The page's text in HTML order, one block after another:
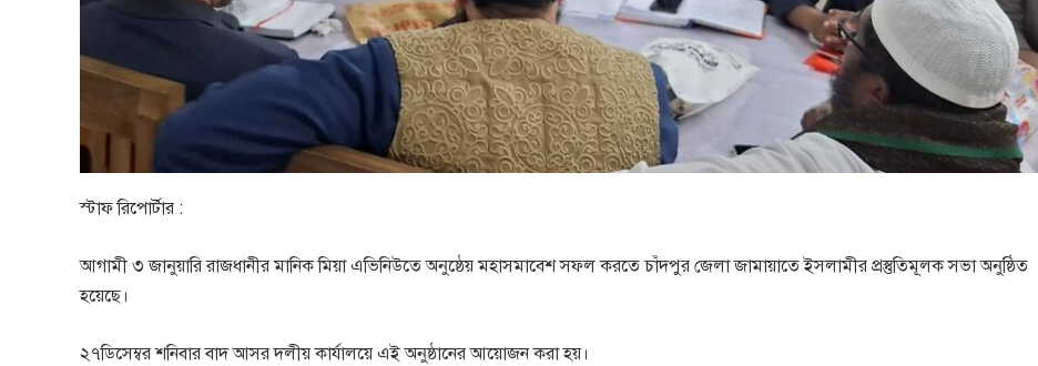
স্টাফ রিপোর্টার :
আগামী ৩ জানুয়ারি রাজধানীর মানিক মিয়া এভিনিউতে অনুষ্ঠেয় মহাসমাবেশ সফল করতে চাঁদপুর জেলা জামায়াতে ইসলামীর প্রস্তুতিমূলক সভা অনুষ্ঠিত
হয়েছে।
২৭ডিসেম্বর শনিবার বাদ আসর দলীয় কার্যালয়ে এই অনুষ্ঠানের আয়োজন করা হয়।